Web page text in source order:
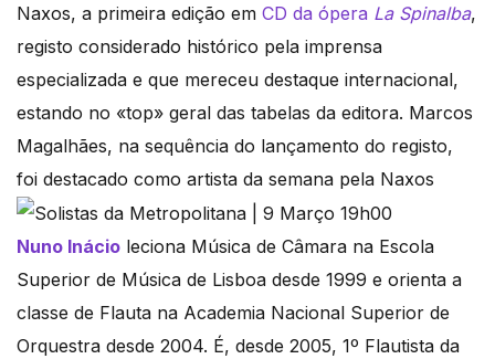
Naxos, a primeira edição em CD da ópera La Spinalba,
registo considerado histórico pela imprensa
especializada e que mereceu destaque internacional,
estando no «top» geral das tabelas da editora. Marcos
Magalhães, na sequência do lançamento do registo,
foi destacado como artista da semana pela Naxos
Nuno Inácio leciona Música de Câmara na Escola
Superior de Música de Lisboa desde 1999 e orienta a
classe de Flauta na Academia Nacional Superior de
Orquestra desde 2004. É, desde 2005, 1º Flautista da